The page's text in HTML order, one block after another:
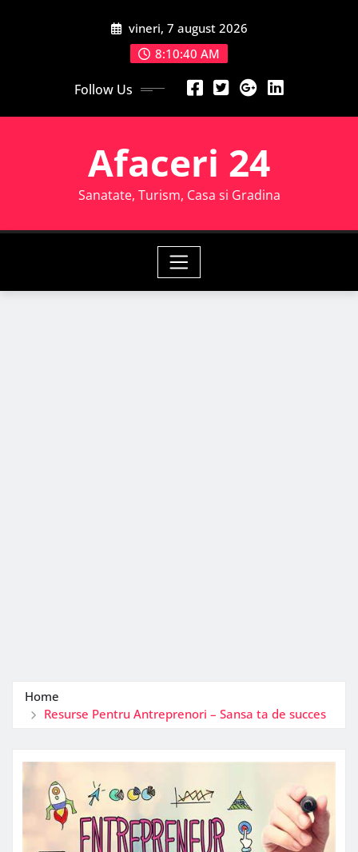
vineri, 7 august 2026
8:10:41 AM
Follow Us
Afaceri 24
Sanatate, Turism, Casa si Gradina
Home
Resurse Pentru Antreprenori – Sansa ta de succes